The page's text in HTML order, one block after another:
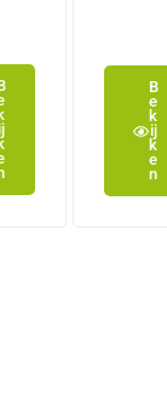
k
k
B
e
k
ij
k
e
n